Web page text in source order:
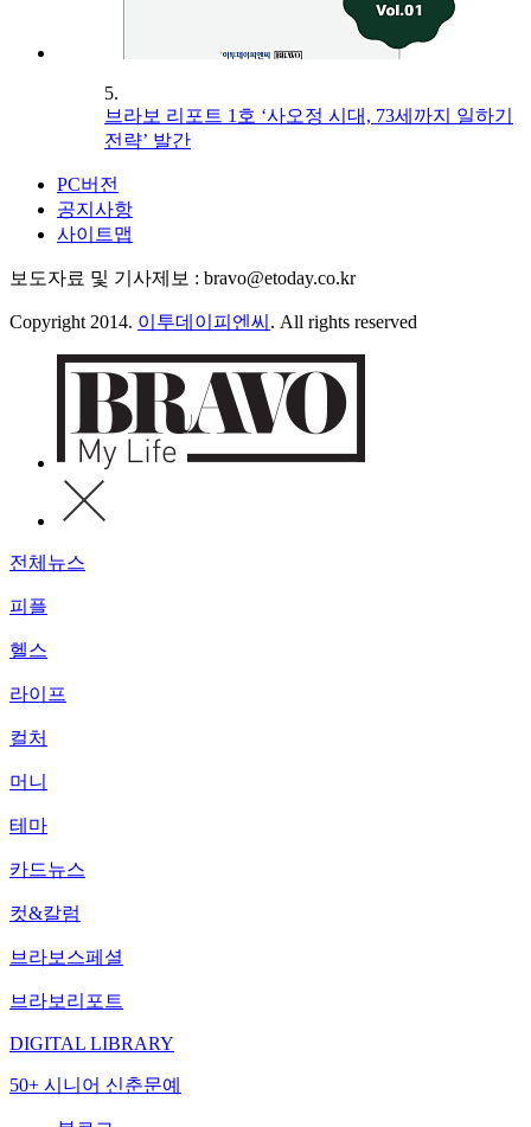
5.
브라보 리포트 1호 ‘사오정 시대, 73세까지 일하기
전략’ 발간
PC버전
공지사항
사이트맵
보도자료 및 기사제보 : bravo@etoday.co.kr
Copyright 2014. 이투데이피엔씨 . All rights reserved
전체뉴스
피플
헬스
라이프
컬처
머니
테마
카드뉴스
컷&칼럼
브라보스페셜
브라보리포트
DIGITAL LIBRARY
50+ 시니어 신춘문예